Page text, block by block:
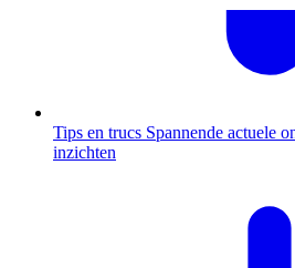
Tips en trucs Spannende actuele
inzichten